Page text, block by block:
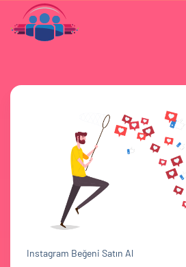
Instagram Beğeni Satın Al